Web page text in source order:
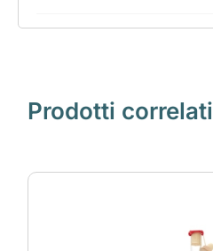
Prodotti correlati